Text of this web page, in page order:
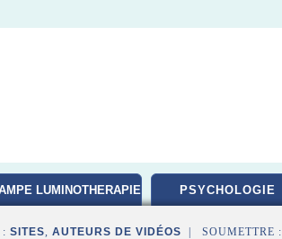
LUMINOTHERAPIE PSYCHOLOGIE
: SITES, AUTEURS DE VIDÉOS | SOUMETTRE :